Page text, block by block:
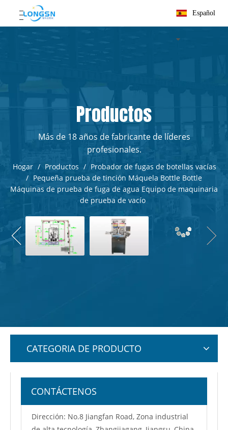
Español
Productos
Más de 18 años de fabricante de líderes
profesionales.
Hogar / Productos / Probador de fugas de botellas vacías
/ Pequeña prueba de tinción Máquela Bottle Bottle
Máquinas de prueba de fuga de agua Equipo de maquinaria
de prueba de vacío
CATEGORIA DE PRODUCTO
CONTÁCTENOS
Dirección: No.8 Jiangfan Road, Zona industrial